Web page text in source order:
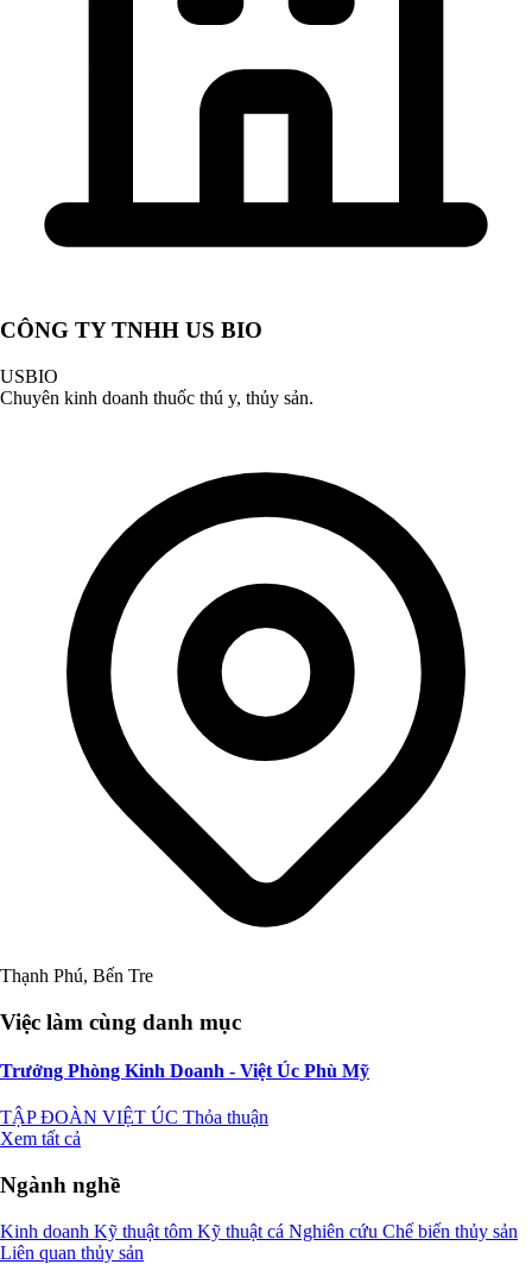
CÔNG TY TNHH US BIO
USBIO
Chuyên kinh doanh thuốc thú y, thủy sản.
Thạnh Phú, Bến Tre
Việc làm cùng danh mục
Trưởng Phòng Kinh Doanh - Việt Úc Phù Mỹ
TẬP ĐOÀN VIỆT ÚC Thỏa thuận
Xem tất cả
Ngành nghề
Kinh doanh Kỹ thuật tôm Kỹ thuật cá Nghiên cứu Chế biến thủy sản
Liên quan thủy sản